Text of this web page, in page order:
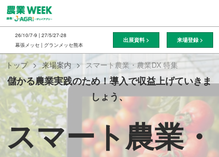
ス
キ
ッ
し
て
進
む
26/10/7-9 | 27/5/27-28
幕張メッセ | グランメッセ熊本
出展資料 > 来場登録 >
トップ 来場案内 スマート農業・農業DX 特集
儲かる農業実践のため！導入で収益上げていきま
しょう、
スマート農業・